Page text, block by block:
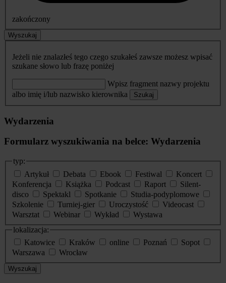
zakończony
Wyszukaj
Jeżeli nie znalazłeś tego czego szukałeś zawsze możesz wpisać
szukane słowo lub frazę poniżej
Wpisz fragment nazwy projektu
albo imię i/lub nazwisko kierownika
Szukaj
Wydarzenia
Formularz wyszukiwania na belce: Wydarzenia
typ:
Artykuł
Debata Ebook Festiwal
Koncert
Konferencja
Książka Podcast Raport
Silent-
disco
Spektakl Spotkanie
Studia-podyplomowe
Szkolenie
Turniej-gier Uroczystość
Videocast
Warsztat
Webinar Wykład
Wystawa
lokalizacja:
Katowice
Kraków online Poznań
Sopot
Warszawa
Wrocław
Wyszukaj